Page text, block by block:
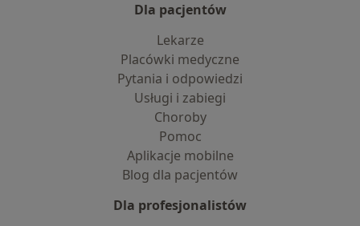
Dla pacjentów
Lekarze
Placówki medyczne
Pytania i odpowiedzi
Usługi i zabiegi
Choroby
Pomoc
Aplikacje mobilne
Blog dla pacjentów
Dla profesjonalistów